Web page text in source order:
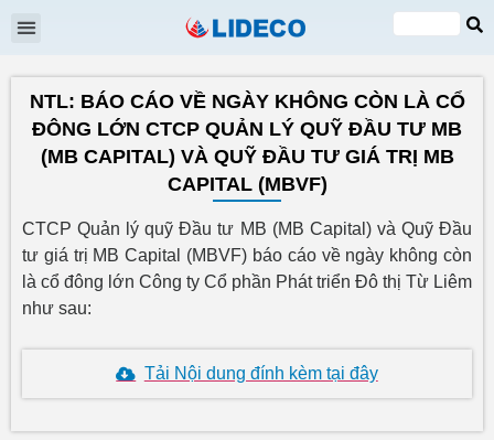
VI
EN
NTL: BÁO CÁO VỀ NGÀY KHÔNG CÒN LÀ CỔ
ĐÔNG LỚN CTCP QUẢN LÝ QUỸ ĐẦU TƯ MB
(MB CAPITAL) VÀ QUỸ ĐẦU TƯ GIÁ TRỊ MB
CAPITAL (MBVF)
CTCP Quản lý quỹ Đầu tư MB (MB Capital) và Quỹ Đầu
tư giá trị MB Capital (MBVF) báo cáo về ngày không còn
là cổ đông lớn Công ty Cổ phần Phát triển Đô thị Từ Liêm
như sau:
Tải Nội dung đính kèm tại đây